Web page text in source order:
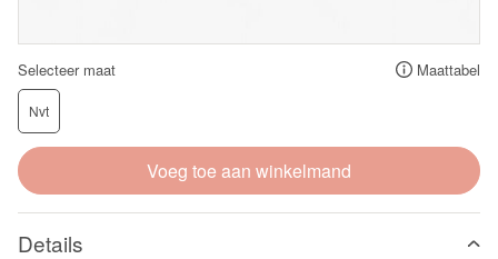
Selecteer maat Maattabel
Nvt
Voeg toe aan winkelmand
Details